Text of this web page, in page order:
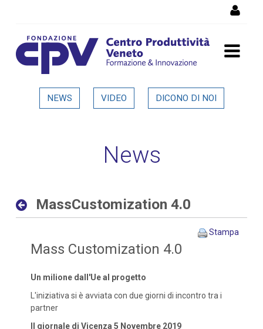
MassCustomization 4.0 -
NEWS VIDEO DICONO DI NOI
News
MassCustomization 4.0
Stampa
Mass Customization 4.0
Un milione dall'Ue al progetto
L'iniziativa si è avviata con due giorni di incontro tra i
partner
Il giornale di Vicenza 5 Novembre 2019